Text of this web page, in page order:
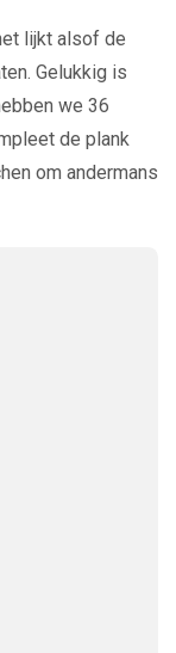
lijkt alsof de
Gelukkig is
we 36
de plank
om andermans